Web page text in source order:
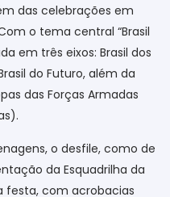
das celebrações em
o tema central “Brasil
em três eixos: Brasil dos
do Futuro, além da
das Forças Armadas
o desfile, como de
da Esquadrilha da
festa, com acrobacias